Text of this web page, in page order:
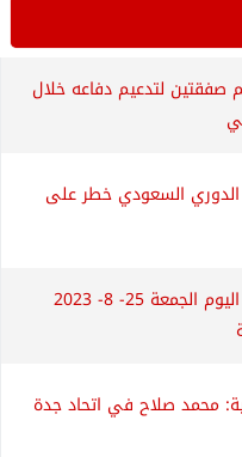
صفقتين لتدعيم دفاعه خلال
السعودي خطر على
مواعيد مباريات اليوم الجمعة 25- 8- 2023
محمد صلاح في اتحاد جدة